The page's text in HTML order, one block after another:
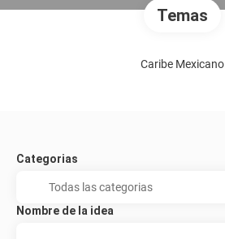
Temas
Caribe Mexicano
Categorias
Nombre de la idea